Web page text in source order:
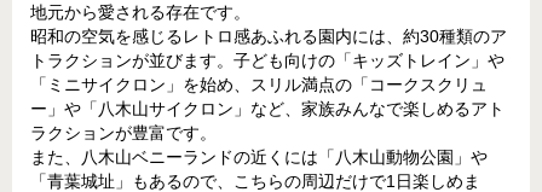
地元から愛される存在です。
昭和の空気を感じるレトロ感あふれる園内には、約30種類のア
トラクションが並びます。子ども向けの「キッズトレイン」や
「ミニサイクロン」を始め、スリル満点の「コークスクリュ
ー」や「八木山サイクロン」など、家族みんなで楽しめるアト
ラクションが豊富です。
また、八木山ベニーランドの近くには「八木山動物公園」や
「青葉城址」もあるので、こちらの周辺だけで1日楽しめま